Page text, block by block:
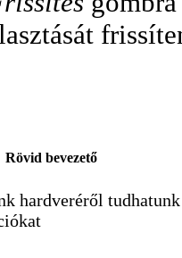
Rövid bevezető
hardveréről tudhatunk